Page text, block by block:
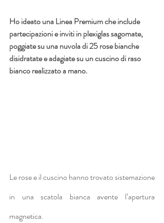
Ho ideato una Linea Premium che include
partecipazioni e inviti in plexiglas sagomate,
poggiate su una nuvola di 25 rose bianche
disidratate e adagiate su un cuscino di raso
bianco realizzato a mano.
Le rose e il cuscino hanno trovato sistemazione
in una scatola bianca avente l’apertura
magnetica.